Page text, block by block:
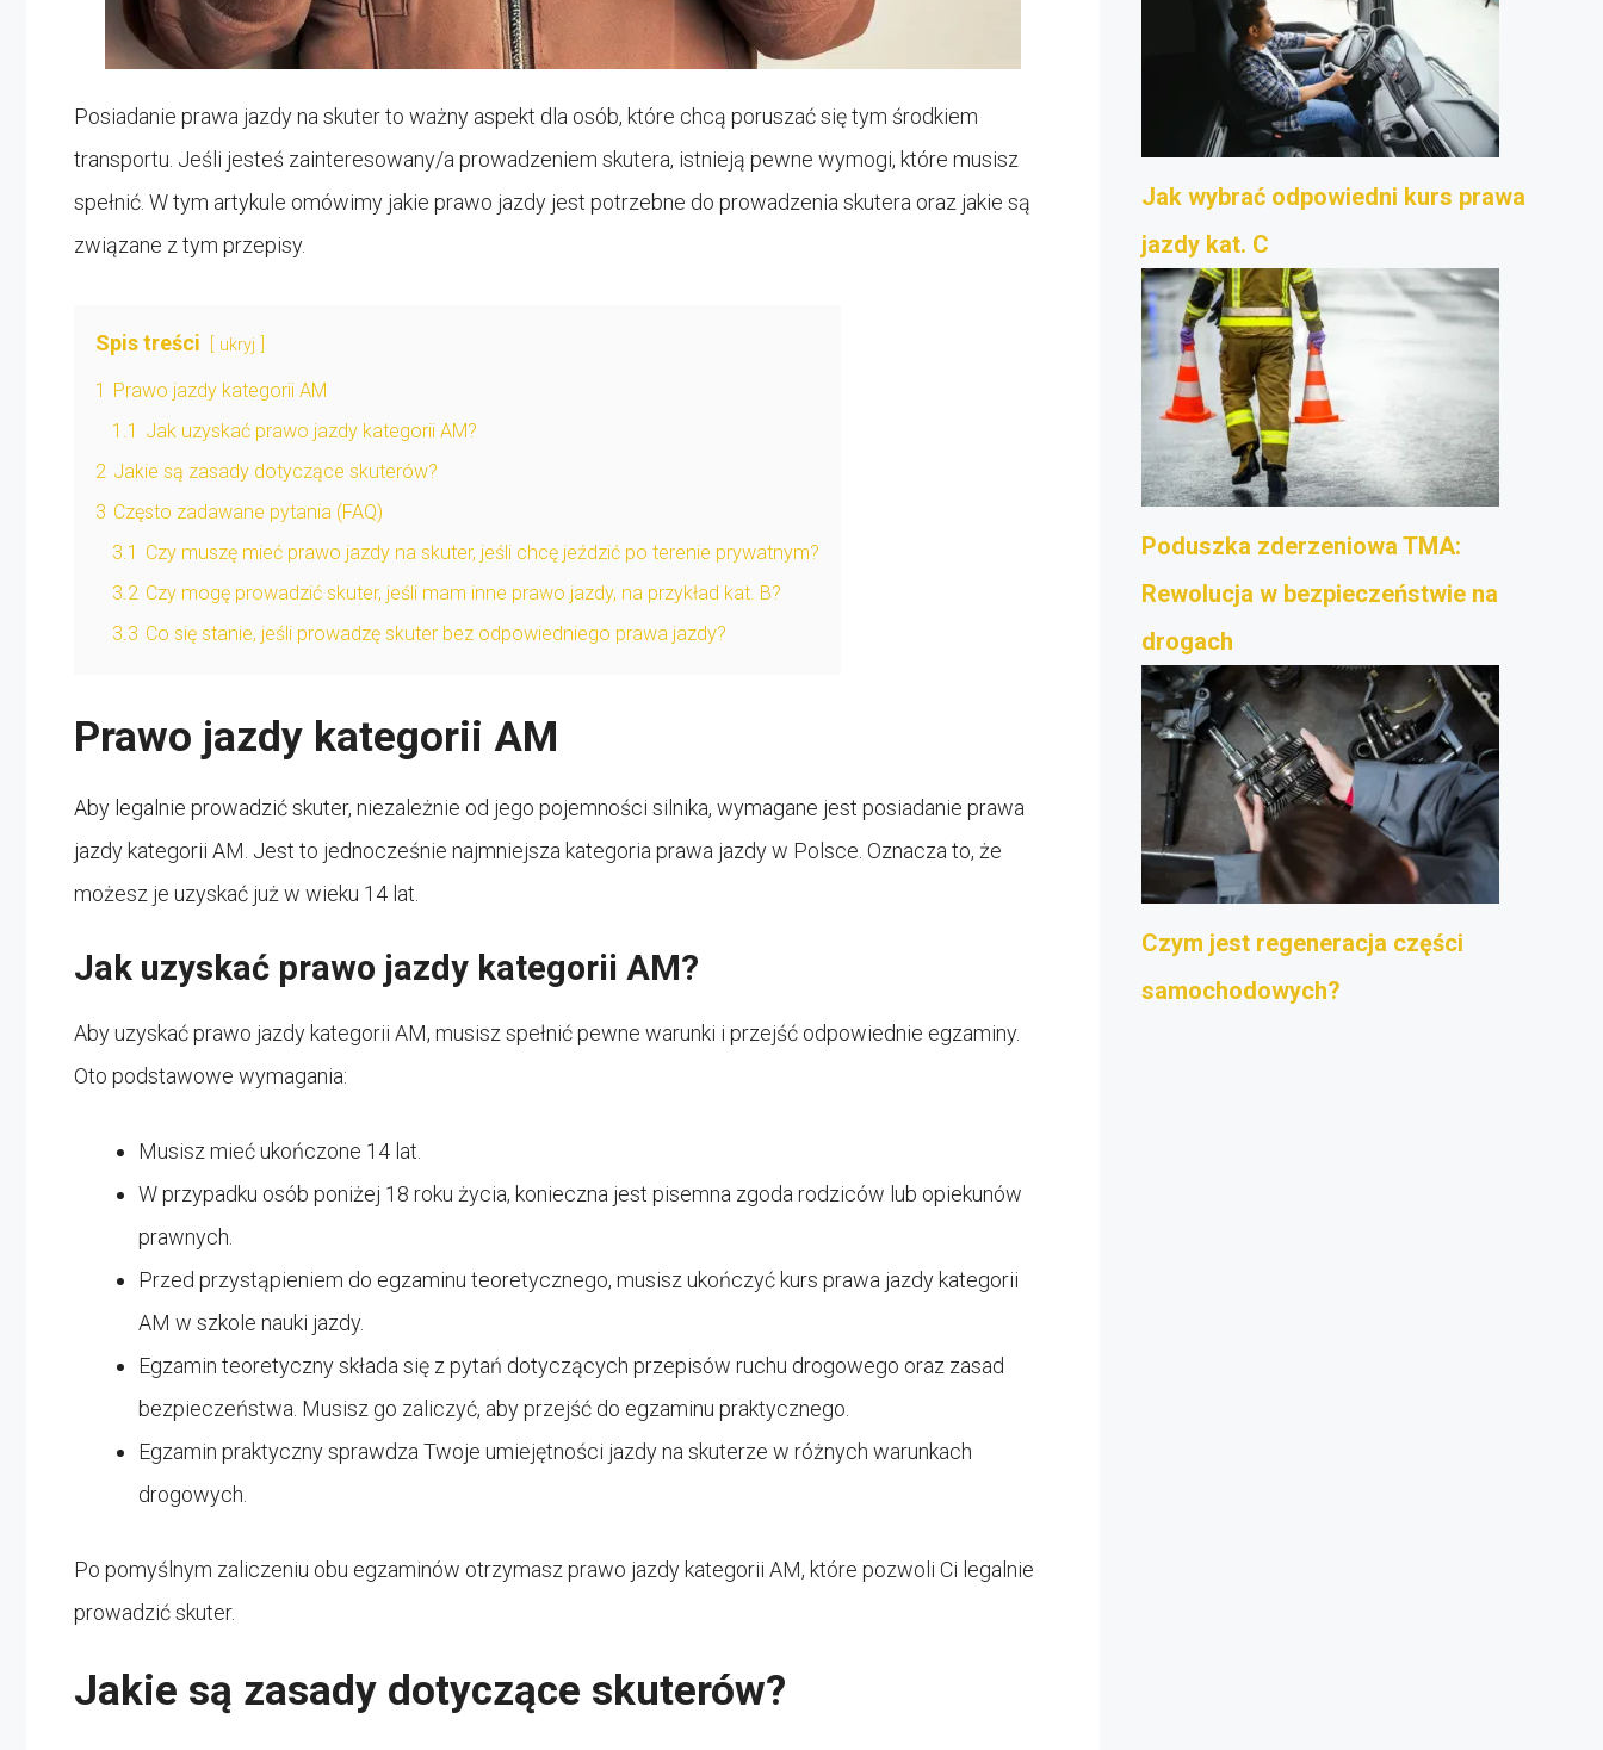
Posiadanie prawa jazdy na skuter to ważny aspekt dla osób, które chcą poruszać się tym środkiem
transportu. Jeśli jesteś zainteresowany/a prowadzeniem skutera, istnieją pewne wymogi, które musisz
spełnić. W tym artykule omówimy jakie prawo jazdy jest potrzebne do prowadzenia skutera oraz jakie są
związane z tym przepisy.
Spis treści ukryj
1 Prawo jazdy kategorii AM
1.1 Jak uzyskać prawo jazdy kategorii AM?
2 Jakie są zasady dotyczące skuterów?
3 Często zadawane pytania (FAQ)
3.1 Czy muszę mieć prawo jazdy na skuter, jeśli chcę jeździć po terenie prywatnym?
3.2 Czy mogę prowadzić skuter, jeśli mam inne prawo jazdy, na przykład kat. B?
3.3 Co się stanie, jeśli prowadzę skuter bez odpowiedniego prawa jazdy?
Prawo jazdy kategorii AM
Aby legalnie prowadzić skuter, niezależnie od jego pojemności silnika, wymagane jest posiadanie prawa
jazdy kategorii AM. Jest to jednocześnie najmniejsza kategoria prawa jazdy w Polsce. Oznacza to, że
możesz je uzyskać już w wieku 14 lat.
Jak uzyskać prawo jazdy kategorii AM?
Aby uzyskać prawo jazdy kategorii AM, musisz spełnić pewne warunki i przejść odpowiednie egzaminy.
Oto podstawowe wymagania:
Musisz mieć ukończone 14 lat.
W przypadku osób poniżej 18 roku życia, konieczna jest pisemna zgoda rodziców lub opiekunów
prawnych.
Przed przystąpieniem do egzaminu teoretycznego, musisz ukończyć kurs prawa jazdy kategorii
AM w szkole nauki jazdy.
Egzamin teoretyczny składa się z pytań dotyczących przepisów ruchu drogowego oraz zasad
bezpieczeństwa. Musisz go zaliczyć, aby przejść do egzaminu praktycznego.
Egzamin praktyczny sprawdza Twoje umiejętności jazdy na skuterze w różnych warunkach
drogowych.
Po pomyślnym zaliczeniu obu egzaminów otrzymasz prawo jazdy kategorii AM, które pozwoli Ci legalnie
prowadzić skuter.
Jakie są zasady dotyczące skuterów?
Jak wybrać odpowiedni kurs prawa
jazdy kat. C
Poduszka zderzeniowa TMA:
Rewolucja w bezpieczeństwie na
drogach
Czym jest regeneracja części
samochodowych?